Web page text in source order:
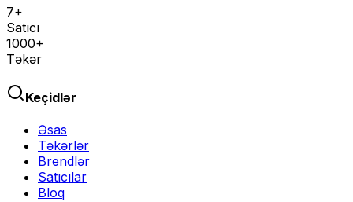
7+
Satıcı
1000+
Təkər
Keçidlər
Əsas
Təkərlər
Brendlər
Satıcılar
Bloq